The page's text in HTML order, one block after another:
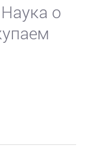
о